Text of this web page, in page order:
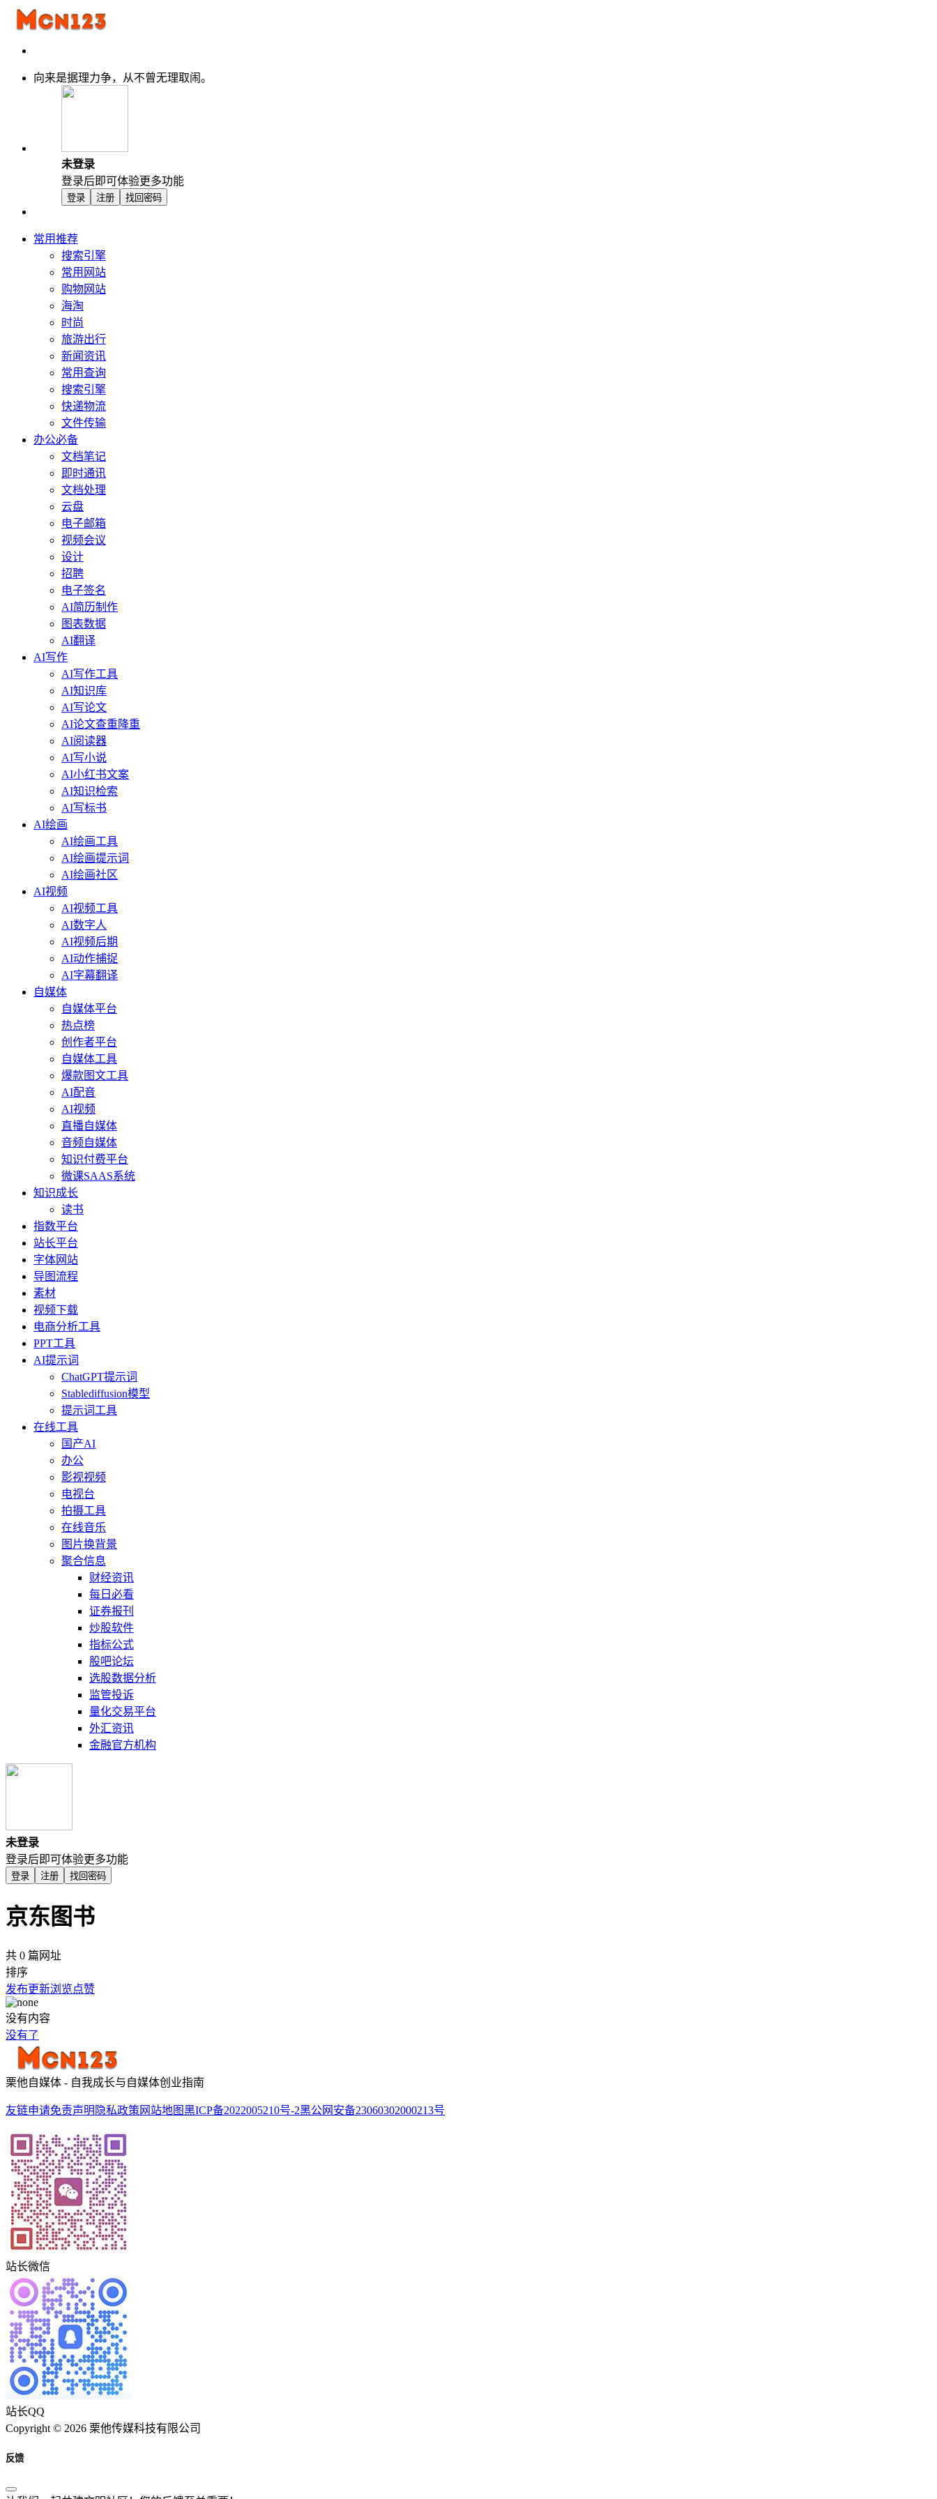
向来是据理力争，从不曾无理取闹。
未登录
登录后即可体验更多功能
登录 注册 找回密码
常用推荐
搜索引擎
常用网站
购物网站
海淘
时尚
旅游出行
新闻资讯
常用查询
搜索引擎
快递物流
文件传输
办公必备
文档笔记
即时通讯
文档处理
云盘
电子邮箱
视频会议
设计
招聘
电子签名
AI简历制作
图表数据
AI翻译
AI写作
AI写作工具
AI知识库
AI写论文
AI论文查重降重
AI阅读器
AI写小说
AI小红书文案
AI知识检索
AI写标书
AI绘画
AI绘画工具
AI绘画提示词
AI绘画社区
AI视频
AI视频工具
AI数字人
AI视频后期
AI动作捕捉
AI字幕翻译
自媒体
自媒体平台
热点榜
创作者平台
自媒体工具
爆款图文工具
AI配音
AI视频
直播自媒体
音频自媒体
知识付费平台
微课SAAS系统
知识成长
读书
指数平台
站长平台
字体网站
导图流程
素材
视频下载
电商分析工具
PPT工具
AI提示词
ChatGPT提示词
Stablediffusion模型
提示词工具
在线工具
国产AI
办公
影视视频
电视台
拍摄工具
在线音乐
图片换背景
聚合信息
财经资讯
每日必看
证券报刊
炒股软件
指标公式
股吧论坛
选股数据分析
监管投诉
量化交易平台
外汇资讯
金融官方机构
未登录
登录后即可体验更多功能
登录 注册 找回密码
京东图书
共 0 篇网址
排序
发布更新浏览点赞
没有内容
没有了
栗他自媒体 - 自我成长与自媒体创业指南
友链申请免责声明 隐私政策 网站地图黑ICP备2022005210号-2黑公网安备23060302000213号
站长微信
站长QQ
Copyright © 2026 栗他传媒科技有限公司
反馈